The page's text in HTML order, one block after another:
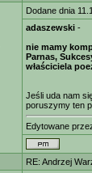
Dodane dnia
adaszewski -
nie mamy
Parnas,
właściciela
Jeśli uda nam
poruszymy ten
Edytowane
RE: Andrzej